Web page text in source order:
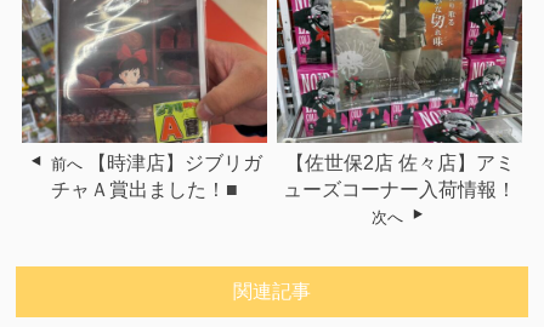
前へ
【時津店】ジブリガ
チャＡ賞出ました！■
【佐世保2店 佐々店】アミ
ューズコーナー入荷情報！
次へ
関連記事